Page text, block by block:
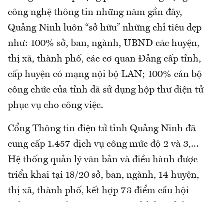
công nghệ thông tin những năm gần đây,
Quảng Ninh luôn “sở hữu” những chỉ tiêu đẹp
như: 100% sở, ban, ngành, UBND các huyện,
thị xã, thành phố, các cơ quan Đảng cấp tỉnh,
cấp huyện có mạng nội bộ LAN; 100% cán bộ
công chức của tỉnh đã sử dụng hộp thư điện tử
phục vụ cho công việc.
Cổng Thông tin điện tử tỉnh Quảng Ninh đã
cung cấp 1.457 dịch vụ công mức độ 2 và 3,…
Hệ thống quản lý văn bản và điều hành được
triển khai tại 18/20 sở, ban, ngành, 14 huyện,
thị xã, thành phố, kết hợp 73 điểm cầu hội